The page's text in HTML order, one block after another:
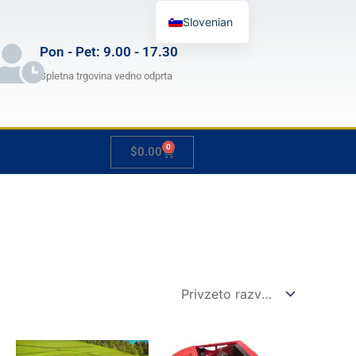
Pon - Pet: 9.00 - 17.30
Spletna trgovina vedno odprta
$0.00 0
Cart
Cenovni
Ta
Cenovni
Slovenian
Japanese